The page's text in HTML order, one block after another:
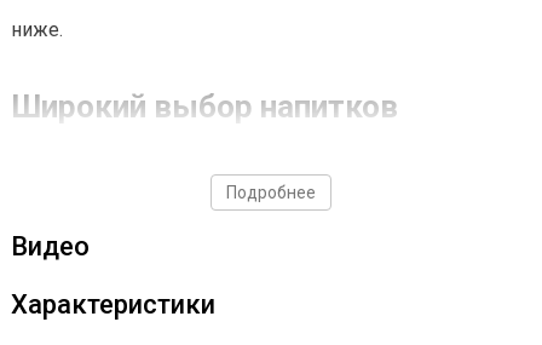
ниже.
Широкий выбор напитков
С Wein ReForm+ вы сможете приготовить множество
напитков:
Подробнее
Видео
Характеристики